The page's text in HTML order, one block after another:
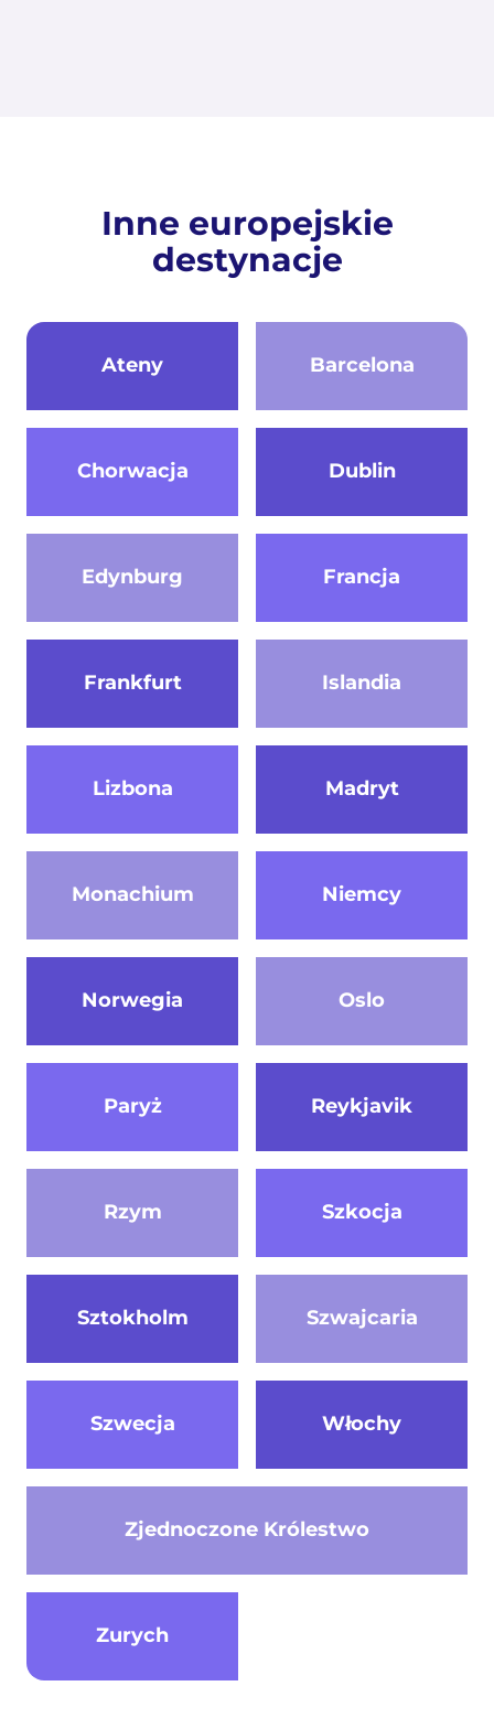
Inne europejskie
destynacje
Ateny Barcelona
Chorwacja Dublin
Edynburg Francja
Frankfurt Islandia
Lizbona Madryt
Monachium Niemcy
Norwegia Oslo
Paryż Reykjavik
Rzym Szkocja
Sztokholm Szwajcaria
Szwecja Włochy
Zjednoczone Królestwo
Zurych